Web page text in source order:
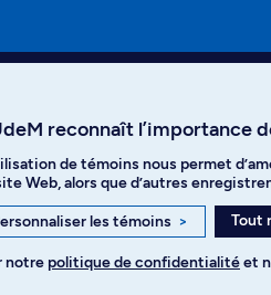
Facebook Instagram
de confidentialité
reconnaît l’importance
de témoins nous permet
Web, alors que d’autres
les témoins > Tout
notre politique de confidentialitéet